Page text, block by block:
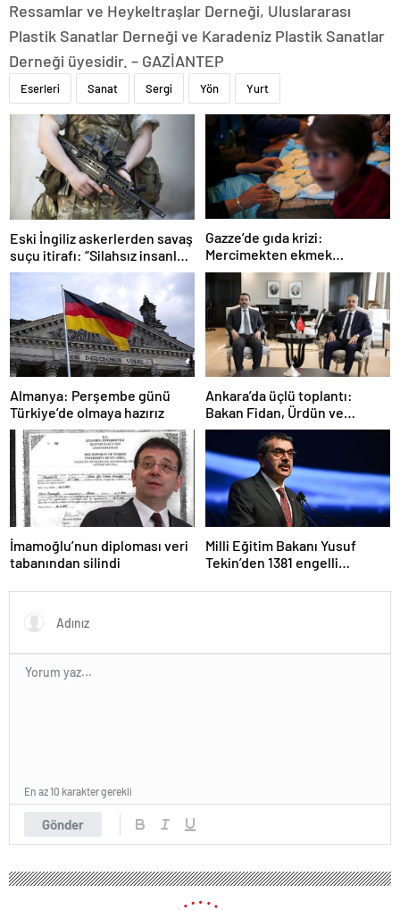
Ressamlar ve Heykeltraşlar Derneği, Uluslararası
Plastik Sanatlar Derneği ve Karadeniz Plastik Sanatlar
Derneği üyesidir. – GAZİANTEP
Eserleri Sanat Sergi Yön Yurt
Eski İngiliz askerlerden savaş
suçu itirafı: “Silahsız insanları
uykuda öldürdüler”
Gazze’de gıda krizi:
Mercimekten ekmek
yapıyorlar
Almanya: Perşembe günü
Türkiye’de olmaya hazırız
Ankara’da üçlü toplantı:
Bakan Fidan, Ürdün ve
Suriyeli mevkidaşlarıyla
görüştü
İmamoğlu’nun diploması veri
tabanından silindi
Milli Eğitim Bakanı Yusuf
Tekin’den 1381 engelli
paylaşım
Gönder
En az 10 karakter gerekli